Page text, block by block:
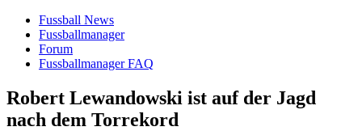
Fussball News
Fussballmanager
Forum
Fussballmanager FAQ
Robert Lewandowski ist auf der Jagd
nach dem Torrekord